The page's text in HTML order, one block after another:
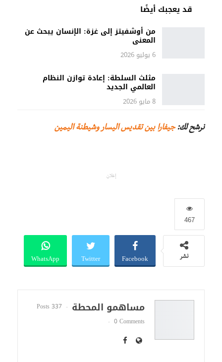
قد يعجبك أيضًا
من أوشفيتز إلى غزة: الإنسان يبحث عن
المعنى
6 يوليو 2026
مثلث السلطة: إعادة توازن النظام
العالمي الجديد
8 مايو 2026
نرشح لك:جيفارا بين تقديس اليسار وشيطنة اليمين
إعلان
467
نشر Facebook
Twitter
WhatsApp
مساهمو المحطة
337 Posts
0 Comments